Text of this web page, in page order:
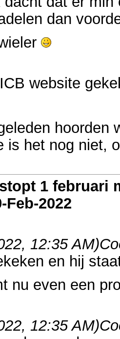
dan
website
hoorden
is het nog niet,
1 februari
Feb-2022
12:35 AM)
en hij
nu even een
12:35 AM)